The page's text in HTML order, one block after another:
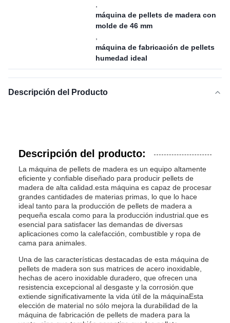
máquina de pellets de madera con
molde de 46 mm
máquina de fabricación de pellets
humedad ideal
Descripción del Producto
Descripción del producto:
La máquina de pellets de madera es un equipo altamente
eficiente y confiable diseñado para producir pellets de
madera de alta calidad.esta máquina es capaz de procesar
grandes cantidades de materias primas, lo que lo hace
ideal tanto para la producción de pellets de madera a
pequeña escala como para la producción industrial.que es
esencial para satisfacer las demandas de diversas
aplicaciones como la calefacción, combustible y ropa de
cama para animales.
Una de las características destacadas de esta máquina de
pellets de madera son sus matrices de acero inoxidable,
hechas de acero inoxidable duradero, que ofrecen una
resistencia excepcional al desgaste y la corrosión.que
extiende significativamente la vida útil de la máquinaEsta
elección de material no sólo mejora la durabilidad de la
máquina de fabricación de pellets de madera para la